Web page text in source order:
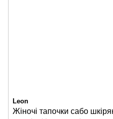
Leon
Жіночі тапочки сабо